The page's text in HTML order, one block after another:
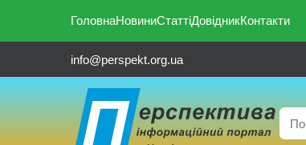
ГоловнаНовиниСтаттіДовідникКонтакти
info@perspekt.org.ua